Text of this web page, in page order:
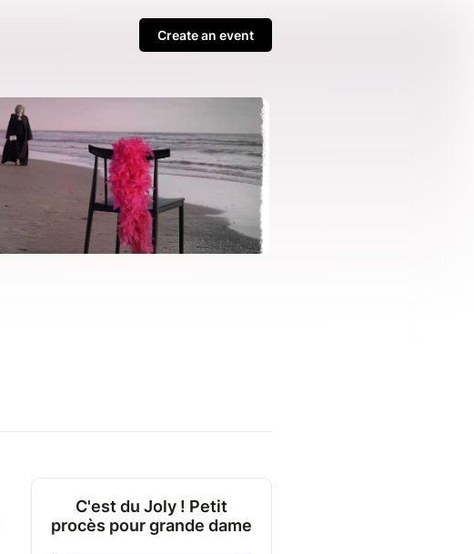
Create an event
C'est du Joly ! Petit
procès pour grande dame